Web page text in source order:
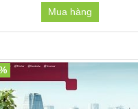
Mua hàng